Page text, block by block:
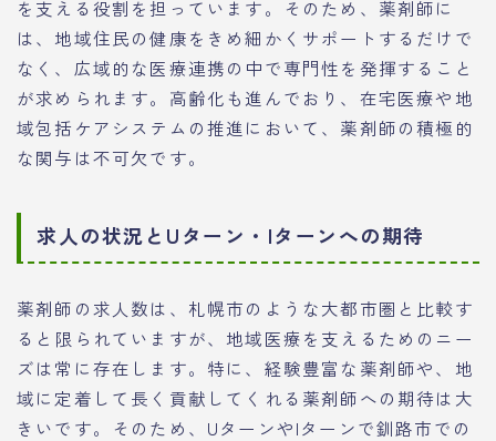
を支える役割を担っています。そのため、薬剤師に
は、地域住民の健康をきめ細かくサポートするだけで
なく、広域的な医療連携の中で専門性を発揮すること
が求められます。高齢化も進んでおり、在宅医療や地
域包括ケアシステムの推進において、薬剤師の積極的
な関与は不可欠です。
求人の状況とUターン・Iターンへの期待
薬剤師の求人数は、札幌市のような大都市圏と比較す
ると限られていますが、地域医療を支えるためのニー
ズは常に存在します。特に、経験豊富な薬剤師や、地
域に定着して長く貢献してくれる薬剤師への期待は大
きいです。そのため、UターンやIターンで釧路市での